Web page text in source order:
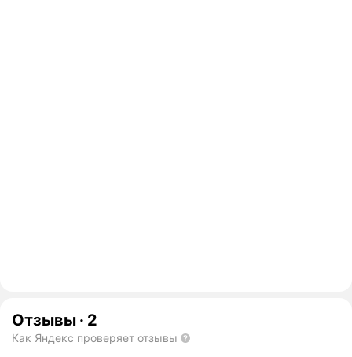
Отзывы · 2
Как Яндекс проверяет отзывы